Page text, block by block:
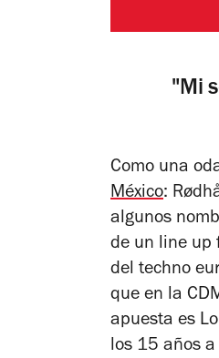
"Mi
Como una
México:
algunos
de un line up
del techno
que en la
apuesta es
los 15 años